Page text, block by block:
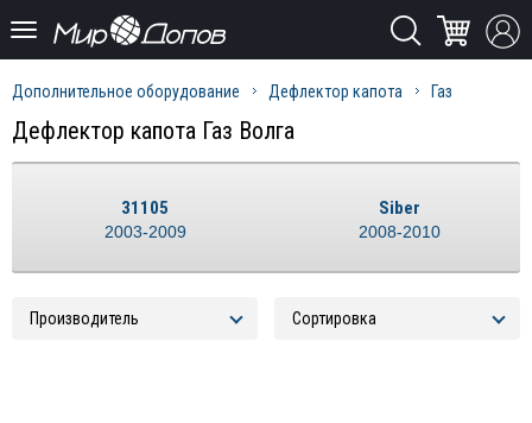
Дополнительное оборудование Дефлектор капота Газ
Дефлектор капота Газ Волга
31105
2003-2009
Siber
2008-2010